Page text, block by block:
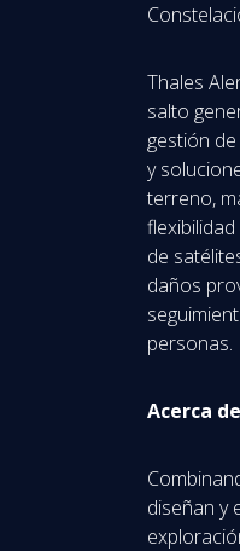
Thales
salto
gestión
y
terreno,
de
daños
personas.
Acerca
diseñan y